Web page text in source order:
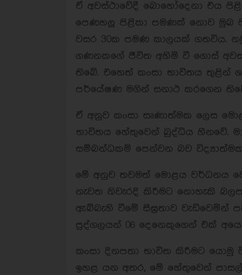
ඒ අවස්ථාවේදී බොහෝදෙනා එය
පෙණහලු පිළිකා පමණක් නොව මුඛ
වසර 30ක පමණ කාලයක් ගතවිය.
ගණනකගේ ජීවිත අහිමි වී ගොස්
තිබේ. එහෙත් කංසා භාවිතය තුළින්
පර්යේෂණ මගින් සනාථ කරගෙන
ඒ අනුව කංසා සෘණාත්මක ලෙස
භාවිතය හේතුවෙන් බුද්ධිය හීනවේ.
සම්බන්ධකම් පෙන්වන බව
මේ අනුව තවමත් මොළය වර්ධනය
නැවත නිවැරදි කිරීමට නොහැකි
ඇබ්බැහි වීමේ සීඝ්‍රතාව වැඩිවෙමින්
පුද්ගලයන් 06 දෙනෙකුගෙන් එක්
කංසා දිනපතා භාවිත කිරීමට
ඉහළ යන අතර, මේ හේතුවෙන්